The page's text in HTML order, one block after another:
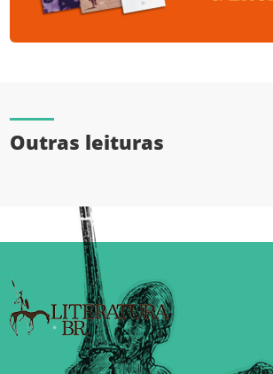
Outras leituras